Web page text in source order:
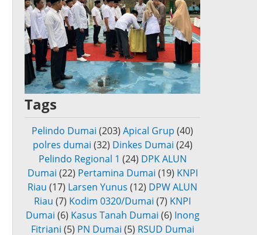
Tags
Pelindo Dumai (203) Apical Grup (40)
polres dumai (32) Dinkes Dumai (24)
Pelindo Regional 1 (24) DPK ALUN
Dumai (22) Pertamina Dumai (19) KNPI
Riau (17) Larsen Yunus (12) DPW ALUN
Riau (7) Kodim 0320/Dumai (7) KNPI
Dumai (6) Kasus Tanah Dumai (6) Inong
Fitriani (5) PN Dumai (5) RSUD Dumai